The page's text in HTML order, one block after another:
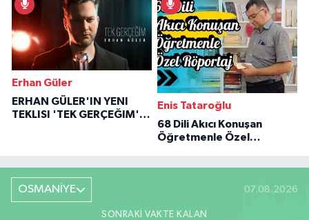
Erhan Güler
ERHAN GÜLER'IN YENI
TEKLISI 'TEK GERÇEĞIM'LE
Enis Tataroğlu
68 Dili Akıcı Konuşan
Öğretmenle Özel
OSMANİYE 07.08.2026
SONRAKI VAKTE KALAN